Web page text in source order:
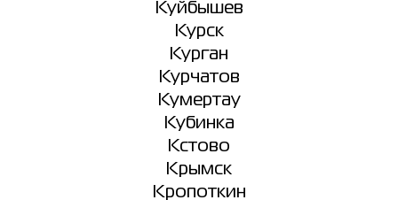
Куйбышев
Курск
Курган
Курчатов
Кумертау
Кубинка
Кстово
Крымск
Кропоткин